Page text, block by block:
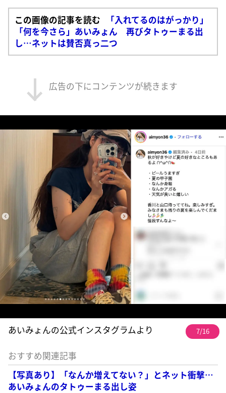
この画像の記事を読む
「入れてるのはがっかり」
「何を今さら」あいみょん 再びタトゥーまる出
し…ネットは賛否真っ二つ
広告の下にコンテンツが続きます
あいみょんの公式インスタグラムより 7/16
おすすめ関連記事
【写真あり】「なんか増えてない？」とネット衝撃…
あいみょんのタトゥーまる出し姿